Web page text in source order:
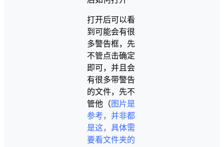
打开后可以看
到可能会有很
多警告框，先
不管点击确定
即可，并且会
有很多带警告
的文件，先不
管他（ 图片是
参考，并非都
是这，具体需
要看文件夹的